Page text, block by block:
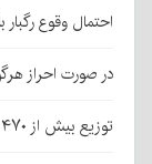
احتمال وقوع
در صورت احراز
توزیع بیش از ۴۷۰ هزار لیتر آب میان عزاداران جامانده اربعین در کرمان